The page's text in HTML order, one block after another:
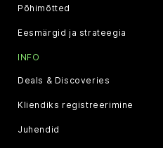
Põhimõtted
Eesmärgid ja strateegia
INFO
Deals & Discoveries
Kliendiks registreerimine
Juhendid